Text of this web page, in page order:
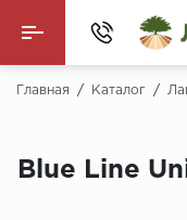
Назад
Главная / Каталог /
Blue Line